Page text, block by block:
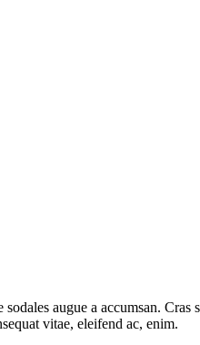
augue a accumsan.
vitae, eleifend ac, enim.